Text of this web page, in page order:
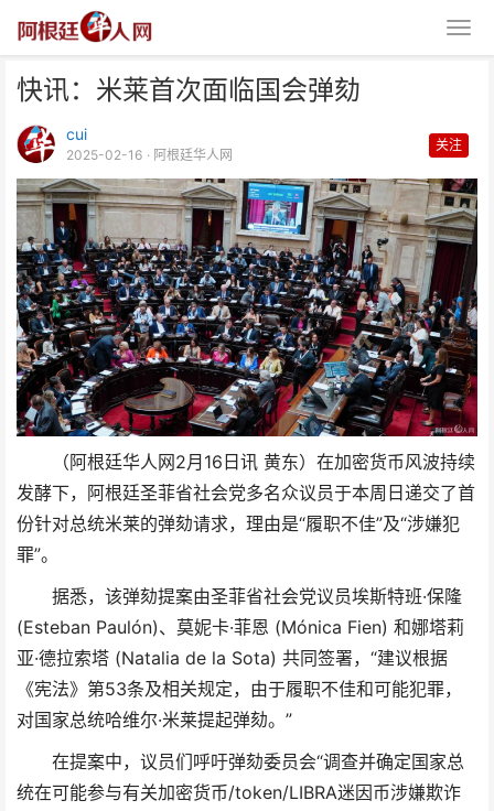
快讯：米莱首次面临国会弹劾
cui
2025-02-16 · 阿根廷华人网
关注
（阿根廷华人网2月16日讯 黄东）在加密货币风波持续
发酵下，阿根廷圣菲省社会党多名众议员于本周日递交了首
份针对总统米莱的弹劾请求，理由是“履职不佳”及“涉嫌犯
罪”。
据悉，该弹劾提案由圣菲省社会党议员埃斯特班·保隆
(Esteban Paulón)、莫妮卡·菲恩 (Mónica Fien) 和娜塔莉
亚·德拉索塔 (Natalia de la Sota) 共同签署，“建议根据
《宪法》第53条及相关规定，由于履职不佳和可能犯罪，
对国家总统哈维尔·米莱提起弹劾。”
在提案中，议员们呼吁弹劾委员会“调查并确定国家总
统在可能参与有关加密货币/token/LIBRA迷因币涉嫌欺诈
快讯：米莱首次面临国会弹劾